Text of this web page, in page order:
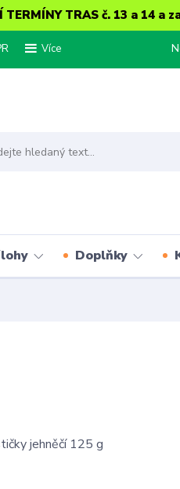
TERMÍNY TRAS č. 13 a 14 a
Více
Doplňky